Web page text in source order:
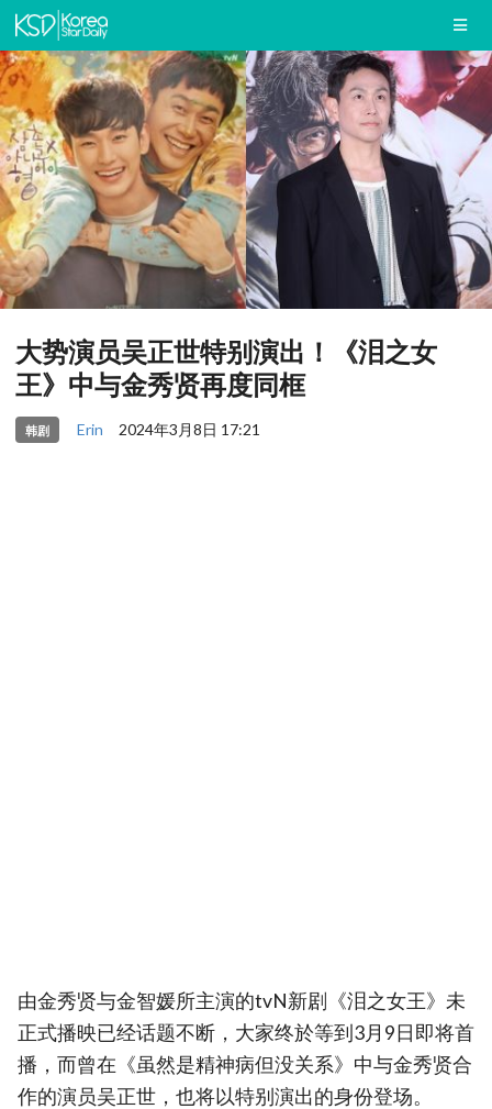
大势演员吴正世特别演出！《泪之女
王》中与金秀贤再度同框
韩剧 Erin 2024年3月8日 17:21
由金秀贤与金智媛所主演的tvN新剧《泪之女王》未
正式播映已经话题不断，大家终於等到3月9日即将首
播，而曾在《虽然是精神病但没关系》中与金秀贤合
作的演员吴正世，也将以特别演出的身份登场。